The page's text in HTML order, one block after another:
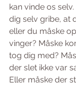
kan vinde os
dig selv gribe, at
eller du måske
vinger? Måske
tog dig med?
der slet ikke var
Eller måske der